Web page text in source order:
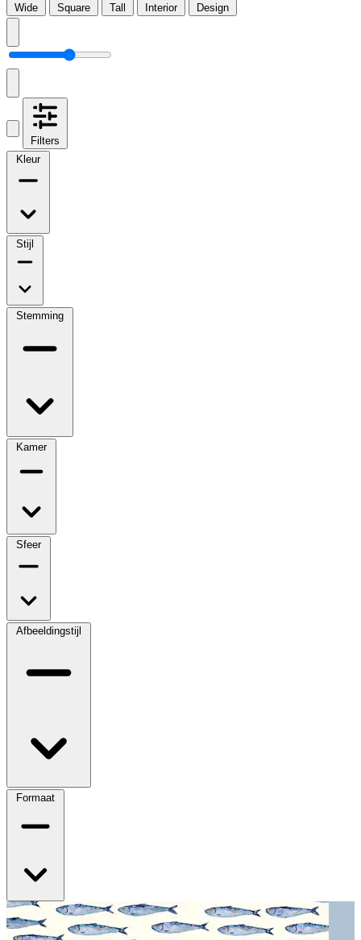
Wide Square Tall Interior Design
Filters
Kleur
Stijl
Stemming
Kamer
Sfeer
Afbeeldingstijl
Formaat